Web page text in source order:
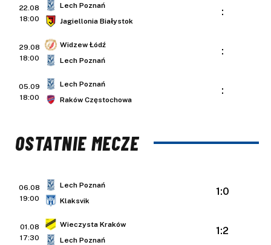
22.08
18:00
Lech Poznań
Jagiellonia Białystok
:
29.08
18:00
Widzew Łódź
Lech Poznań
:
05.09
18:00
Lech Poznań
Raków Częstochowa
:
OSTATNIE MECZE
06.08
19:00
Lech Poznań
Klaksvik
1:0
01.08
17:30
Wieczysta Kraków
Lech Poznań
1:2